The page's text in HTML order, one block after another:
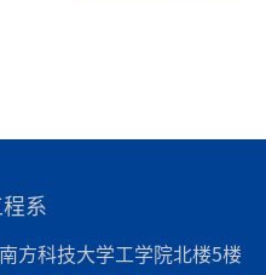
系
方科技大学工学院北楼5楼